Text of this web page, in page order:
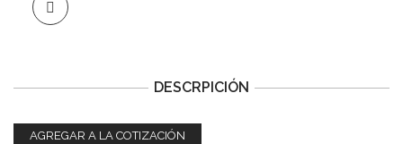
DESCRPICIÓN
AGREGAR A LA COTIZACIÓN